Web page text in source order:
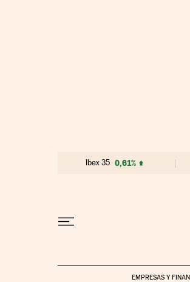
Ibex 35 0,61%
EMPRESAS Y